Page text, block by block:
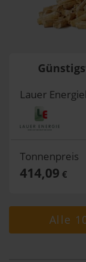
Lauer
Tonnenpreis
414,09 €
Alle